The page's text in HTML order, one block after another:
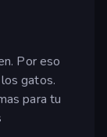
Por eso
gatos.
para tu